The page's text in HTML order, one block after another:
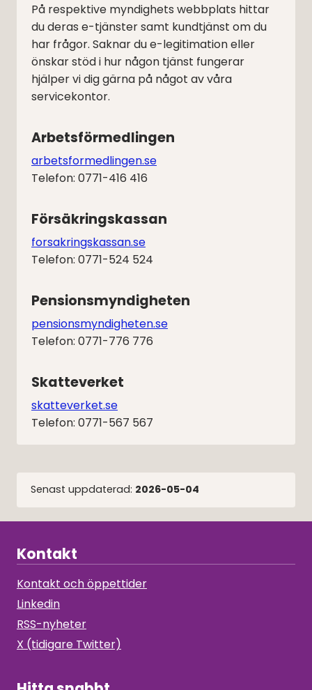
På respektive myndighets webbplats hittar
du deras e-tjänster samt kundtjänst om du
har frågor. Saknar du e-legitimation eller
önskar stöd i hur någon tjänst fungerar
hjälper vi dig gärna på något av våra
servicekontor.
Arbetsförmedlingen
arbetsformedlingen.se
Telefon: 0771-416 416
Försäkringskassan
forsakringskassan.se
Telefon: 0771-524 524
Pensionsmyndigheten
pensionsmyndigheten.se
Telefon: 0771-776 776
Skatteverket
skatteverket.se
Telefon: 0771-567 567
Senast uppdaterad: 2026-05-04
Kontakt
Kontakt och öppettider
Linkedin
RSS-nyheter
X (tidigare Twitter)